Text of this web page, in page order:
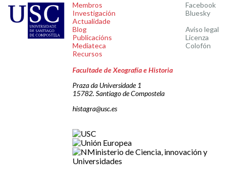
Membros
Investigación
Actualidade
Blog
Publicacións
Mediateca
Recursos
Facebook
Bluesky
Aviso legal
Licenza
Colofón
Facultade de Xeografía e Historia
Praza da Universidade 1
15782. Santiago de Compostela
histagra@usc.es